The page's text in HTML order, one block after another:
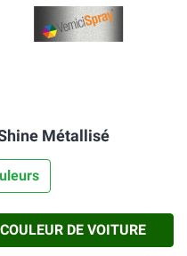
Métallisé
DE VOITURE